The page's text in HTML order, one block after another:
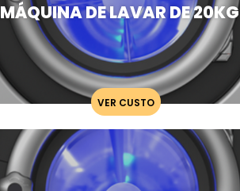
MÁQUINA DE LAVAR DE 20KG
VER CUSTO